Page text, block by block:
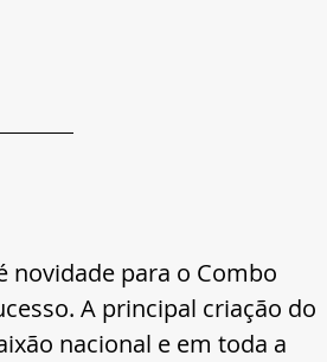
novidade para o Combo
A principal criação do
nacional e em toda a